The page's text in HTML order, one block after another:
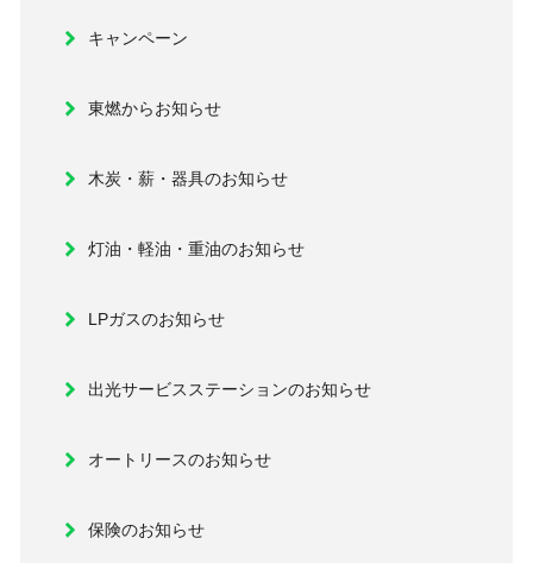
キャンペーン
東燃からお知らせ
木炭・薪・器具のお知らせ
灯油・軽油・重油のお知らせ
LPガスのお知らせ
出光サービスステーションのお知らせ
オートリースのお知らせ
保険のお知らせ